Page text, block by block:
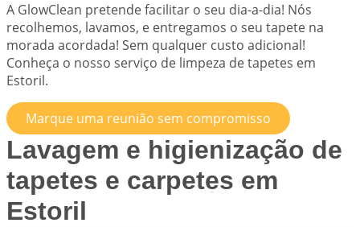
A GlowClean pretende facilitar o seu dia-a-dia! Nós
recolhemos, lavamos, e entregamos o seu tapete na
morada acordada! Sem qualquer custo adicional!
Conheça o nosso serviço de limpeza de tapetes em
Estoril.
Marque uma reunião sem compromisso
Lavagem e higienização de
tapetes e carpetes em
Estoril